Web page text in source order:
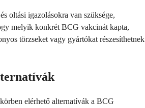
oltási igazolásokra van szüksége,
melyik konkrét BCG vakcinát kapta,
törzseket vagy gyártókat részesíthetnek
elérhető alternatívák a BCG